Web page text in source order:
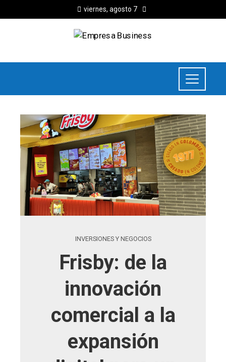
viernes, agosto 7
INVERSIONES Y NEGOCIOS
Frisby: de la
innovación
comercial a la
expansión